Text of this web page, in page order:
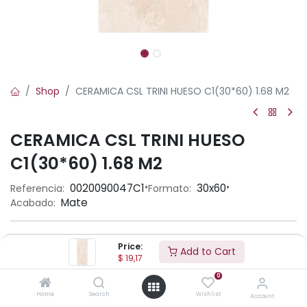
Price:
$ 19,17 Add to Cart
Home Search
0
Wishlist Account
Shop CERAMICA CSL TRINI HUESO C1(30*60) 1.68 M2
CERAMICA CSL TRINI HUESO
C1(30*60) 1.68 M2
Referencia: 0020090047C1•Formato: 30x60•
Acabado: Mate
Ambiente
Aplicación